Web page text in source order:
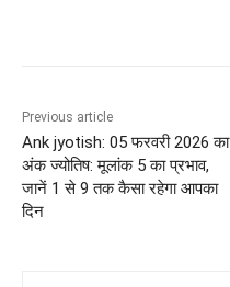
Previous article
Ank jyotish: 05 फरवरी 2026 का
अंक ज्योतिष: मूलांक 5 का प्रभाव,
जानें 1 से 9 तक कैसा रहेगा आपका
दिन